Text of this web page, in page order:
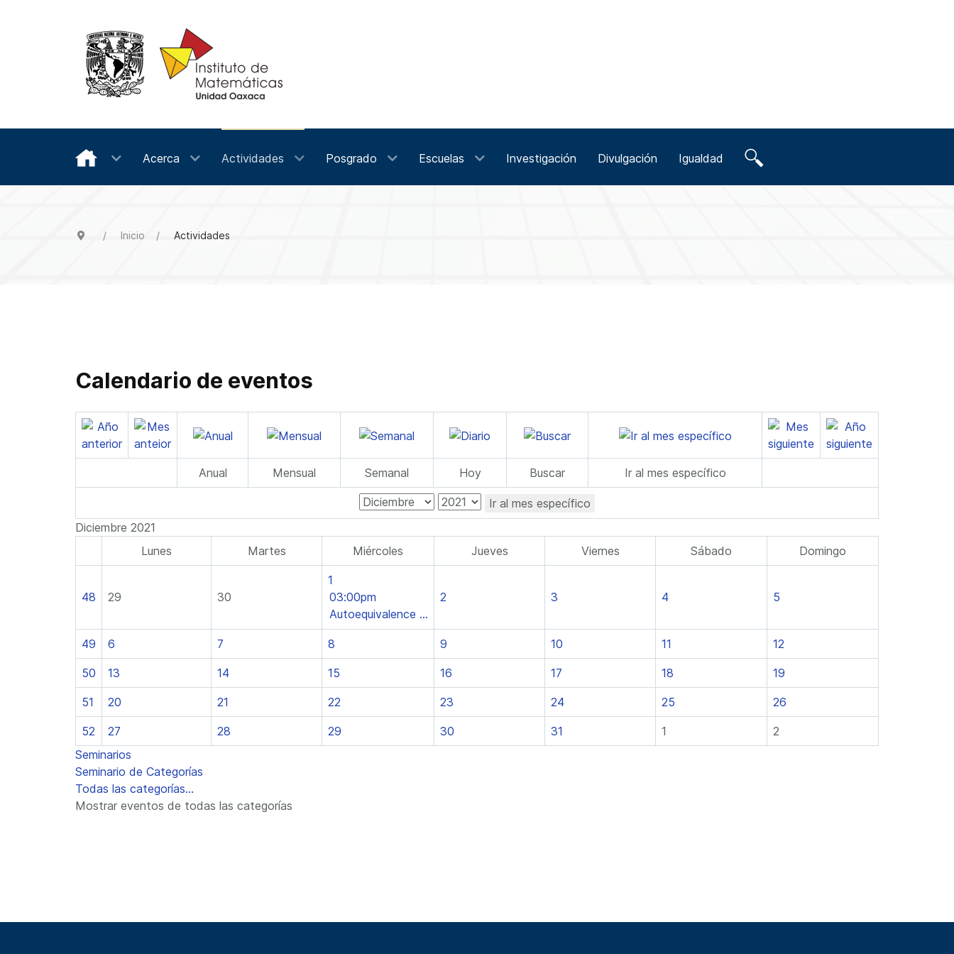
Acerca Actividades Posgrado Escuelas Investigación Divulgación Igualdad
Inicio Actividades
Calendario de eventos
Anual Mensual Semanal Hoy Buscar Ir al mes específico
Ir al mes específico
Diciembre 2021
Lunes
Martes Miércoles Jueves Viernes Sábado Domingo
48 29 30
1
03:00pm
Autoequivalence ...
2 3 4 5
49 6 7 8 9 10 11 12
50 13 14 15 16 17 18 19
51 20 21 22 23 24 25 26
52 27 28 29 30 31 1
2
Seminarios
Seminario de Categorías
Todas las categorías...
Mostrar eventos de todas las categorías